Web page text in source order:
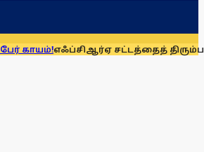
எஃப்சிஆர்ஏ சட்டத்தைத் திரும்பப் பெறுக: